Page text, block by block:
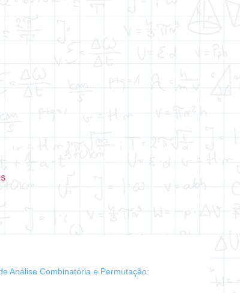
Análise Combinatória e Permutação: